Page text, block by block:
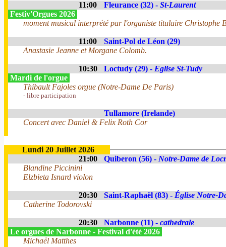
11:00 Fleurance (32) - St-Laurent
Festiv'Orgues 2026
moment musical interprété par l'organiste titulaire Christophe
11:00
Saint-Pol de Léon (29)
Anastasie Jeanne et Morgane Colomb.
10:30 Loctudy (29) - Eglise St-Tudy
Mardi de l'orgue
Thibault Fajoles orgue (Notre-Dame De Paris)
- libre participation
Tullamore (Irelande)
Concert avec Daniel & Felix Roth Cor
Lundi 20 Juillet 2026
21:00
Quiberon (56) - Notre-Dame de
Blandine Piccinini
Elzbieta Isnard violon
20:30 Saint-Raphaël (83) - Église Notre-
Catherine Todorovski
20:30 Narbonne (11) - cathedrale
Le orgues de Narbonne - Festival d'été 2026
Michaël Matthes